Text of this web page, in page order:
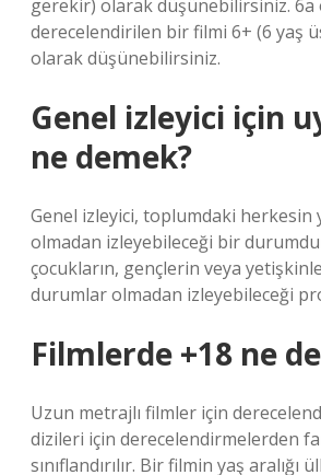
gerekir) olarak düşünebilirsiniz. 6a
derecelendirilen bir filmi 6+ (6 yaş
olarak düşünebilirsiniz.
Genel izleyici için
ne demek?
Genel izleyici, toplumdaki herkesin
olmadan izleyebileceği bir
çocukların, gençlerin veya
durumlar olmadan izleyebileceği
Filmlerde +18 ne
Uzun metrajlı filmler için
dizileri için derecelendirmelerden
sınıflandırılır. Bir filmin yaş aralığı